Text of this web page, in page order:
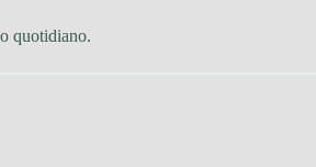
quotidiano.